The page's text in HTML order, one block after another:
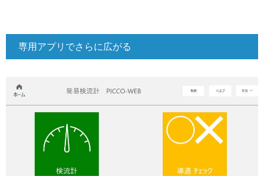
専用アプリでさらに広がる